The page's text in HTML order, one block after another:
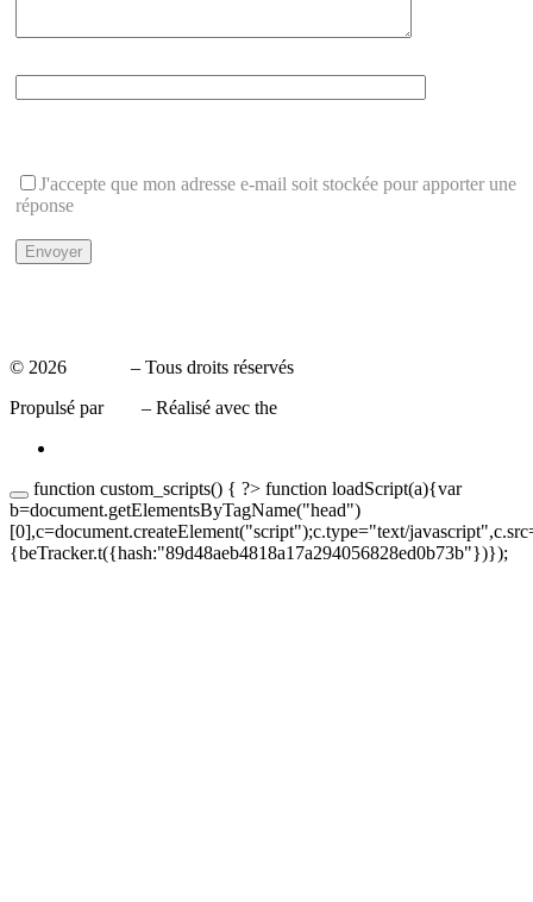
J'accepte que mon adresse e-mail soit stockée pour apporter une
réponse
© 2026
– Tous droits réservés
Propulsé par
– Réalisé avec the
function custom_scripts() { ?> function loadScript(a){var
b=document.getElementsByTagName("head")
[0],c=document.createElement("script");c.type="text/
{beTracker.t({hash:"89d48aeb4818a17a294056828ed0b73b"})});